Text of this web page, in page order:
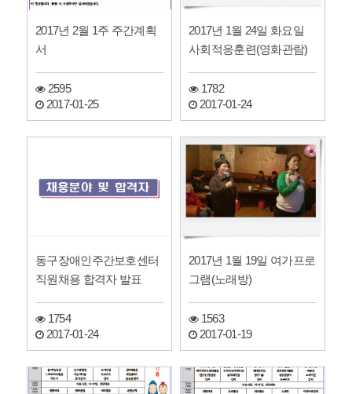
2017년 2월 1주 주간계획
서
2595
2017-01-25
2017년 1월 24일 화요일
사회적응훈련(영화관람)
1782
2017-01-24
동구장애인주간보호센터
직원채용 합격자 발표
1754
2017-01-24
2017년 1월 19일 여가프로
그램(노래방)
1563
2017-01-19